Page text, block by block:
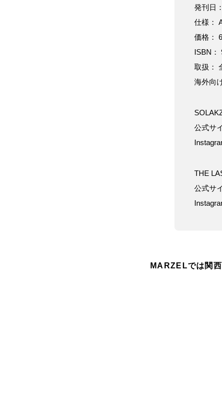
発刊日
仕様：
価格：
ISBN：
取扱：
海外向
公式サ
THE
公式サ
MARZELでは関